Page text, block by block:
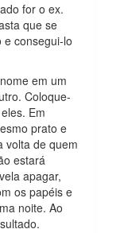
for o ex.
que se
e consegui-lo
em um
Coloque-
Em
prato e
volta de quem
estará
apagar,
os papéis e
noite. Ao